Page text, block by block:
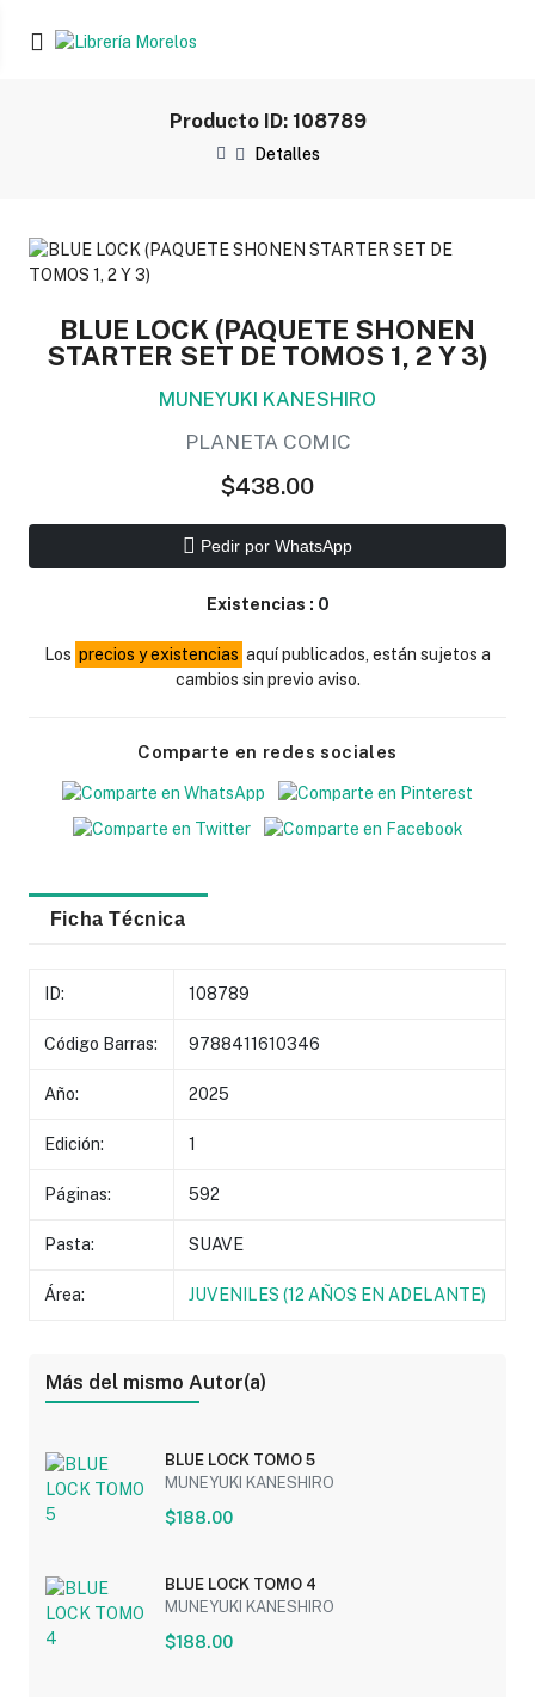
Producto ID: 108789
Detalles
BLUE LOCK (PAQUETE SHONEN
STARTER SET DE TOMOS 1, 2 Y 3)
MUNEYUKI KANESHIRO
PLANETA COMIC
$438.00
Pedir por WhatsApp
Existencias : 0
Los precios y existencias aquí publicados, están sujetos a
cambios sin previo aviso.
Comparte en redes sociales
Ficha Técnica
ID: 108789
Código Barras: 9788411610346
Año: 2025
Edición: 1
Páginas: 592
Pasta: SUAVE
Área: JUVENILES (12 AÑOS EN ADELANTE)
Más del mismo Autor(a)
BLUE LOCK TOMO 5
MUNEYUKI KANESHIRO
$188.00
BLUE LOCK TOMO 4
MUNEYUKI KANESHIRO
$188.00